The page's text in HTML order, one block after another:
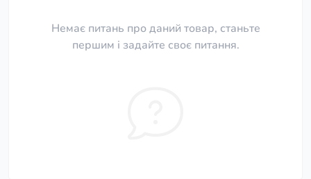
Немає питань про даний товар, станьте
першим і задайте своє питання.